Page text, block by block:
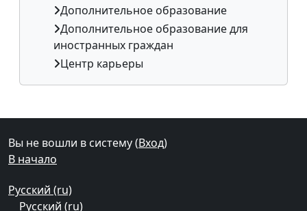
Дополнительное образование
Дополнительное образование для
иностранных граждан
Центр карьеры
Дополнительные блоки
Вы не вошли в систему (Вход)
В начало
Русский ‎(ru)‎
Русский ‎(ru)‎